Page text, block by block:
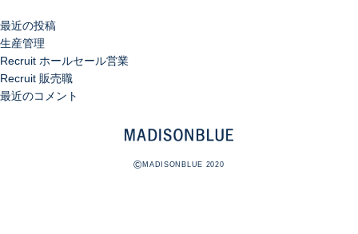
最近の投稿
生産管理
Recruit ホールセール営業
Recruit 販売職
最近のコメント
©MADISONBLUE 2020